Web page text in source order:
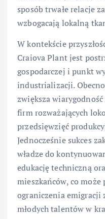
sposób trwałe relacje
wzbogacają lokalną
W kontekście
Craiova Plant jest
gospodarczej i punkt
industrializacji.
zwiększa
firm rozważających
przedsięwzięć
Jednocześnie sukces
władze do
edukację techniczną
mieszkańców, co może
ograniczenia emigracji
młodych talentów w